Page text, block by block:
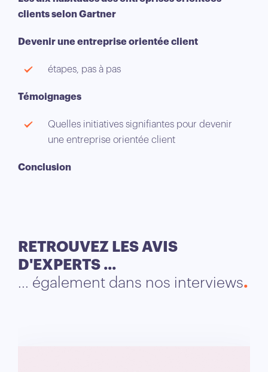
clients selon Gartner
Devenir une entreprise orientée client
étapes, pas à pas
Témoignages
Quelles initiatives signifiantes pour devenir
une entreprise orientée client
Conclusion
RETROUVEZ LES AVIS
D'EXPERTS ...
... également dans nos interviews